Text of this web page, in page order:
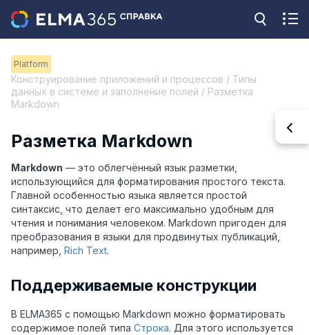
Platform
Конструирование приложений и процессов / Типы
данных в системе и заполнение полей / Разметка
Markdown
Разметка Markdown
Markdown — это облегчённый язык разметки,
использующийся для форматирования простого текста.
Главной особенностью языка является простой
синтаксис, что делает его максимально удобным для
чтения и понимания человеком. Markdown пригоден для
преобразования в языки для продвинутых публикаций,
например, Rich Text.
Поддерживаемые конструкции
В ELMA365 с помощью Markdown можно форматировать
содержимое полей типа Строка. Для этого используется